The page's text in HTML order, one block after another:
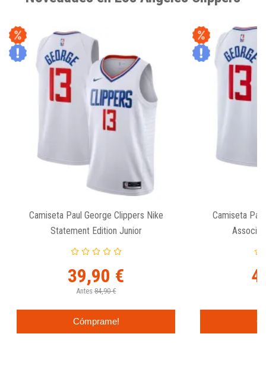
Camiseta Paul George Clippers Nike
Statement Edition Junior
39,90 €
Antes 84,90 €
Cómprame!
Camiseta